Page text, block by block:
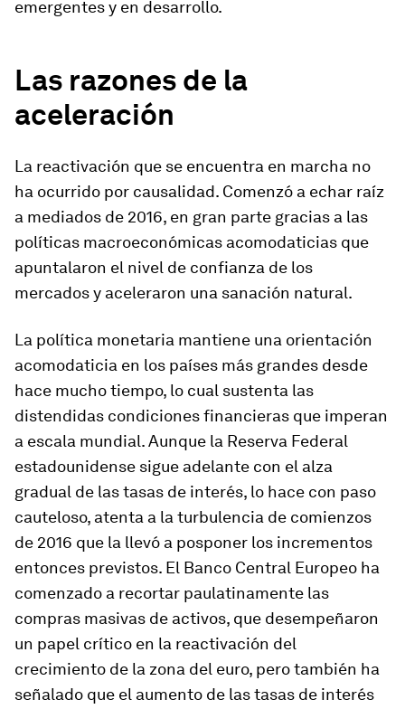
emergentes y en desarrollo.
Las razones de la
aceleración
La reactivación que se encuentra en marcha no
ha ocurrido por causalidad. Comenzó a echar raíz
a mediados de 2016, en gran parte gracias a las
políticas macroeconómicas acomodaticias que
apuntalaron el nivel de confianza de los
mercados y aceleraron una sanación natural.
La política monetaria mantiene una orientación
acomodaticia en los países más grandes desde
hace mucho tiempo, lo cual sustenta las
distendidas condiciones financieras que imperan
a escala mundial. Aunque la Reserva Federal
estadounidense sigue adelante con el alza
gradual de las tasas de interés, lo hace con paso
cauteloso, atenta a la turbulencia de comienzos
de 2016 que la llevó a posponer los incrementos
entonces previstos. El Banco Central Europeo ha
comenzado a recortar paulatinamente las
compras masivas de activos, que desempeñaron
un papel crítico en la reactivación del
crecimiento de la zona del euro, pero también ha
señalado que el aumento de las tasas de interés